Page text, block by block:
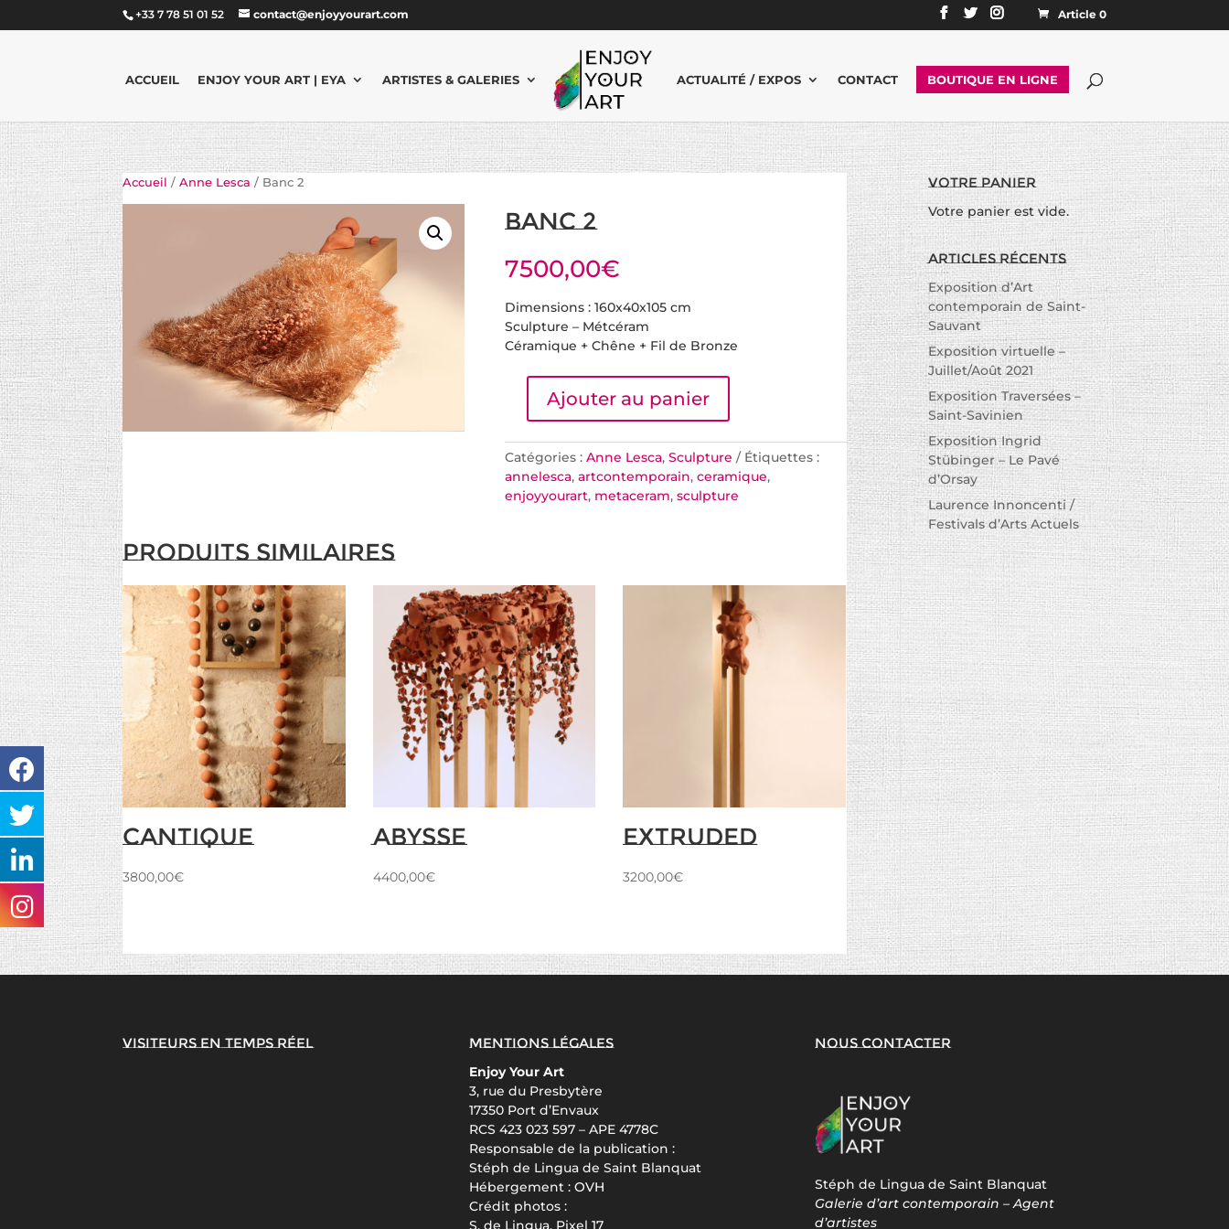
+33 7 78 51 01 52 contact@enjoyyourart.com Article 0
ACCUEIL ENJOY YOUR ART | EYA ARTISTES & GALERIES ACTUALITÉ / EXPOS CONTACT BOUTIQUE EN LIGNE
Accueil /Anne Lesca / Banc 2
Banc 2
7500,00€
Dimensions : 160x40x105 cm
Sculpture – Métcéram
Céramique + Chêne + Fil de Bronze
Ajouter au panier
Catégories : Anne Lesca, Sculpture
Étiquettes :
annelesca, artcontemporain, ceramique,
enjoyyourart, metaceram, sculpture
Produits similaires
Cantique
3800,00€
Abysse
4400,00€
Extruded
3200,00€
Votre panier
Votre panier est vide.
Articles récents
Exposition d’Art
contemporain de Saint-
Sauvant
Exposition virtuelle –
Juillet/Août 2021
Exposition Traversées –
Saint-Savinien
Exposition Ingrid
Stübinger – Le Pavé
d’Orsay
Laurence Innoncenti /
Festivals d’Arts Actuels
Visiteurs en temps réel Mentions légales
Enjoy Your Art
3, rue du Presbytère
17350 Port d’Envaux
RCS 423 023 597 – APE 4778C
Responsable de la publication :
Stéph de Lingua de Saint Blanquat
Hébergement : OVH
Crédit photos :
S. de Lingua, Pixel 17
Nous contacter
Stéph de Lingua de Saint Blanquat
Galerie d’art contemporain – Agent
d’artistes